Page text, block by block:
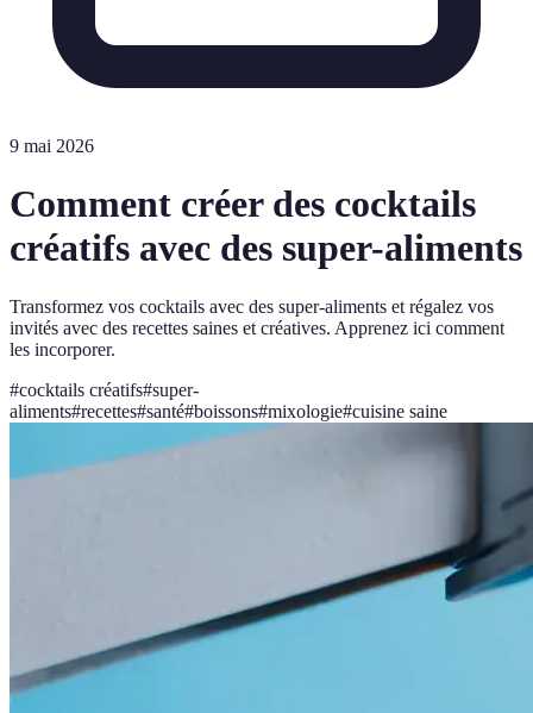
9 mai 2026
Comment créer des cocktails
créatifs avec des super-aliments
Transformez vos cocktails avec des super-aliments et régalez vos
invités avec des recettes saines et créatives. Apprenez ici comment
les incorporer.
#cocktails créatifs#super-
aliments#recettes#santé#boissons#mixologie#cuisine saine